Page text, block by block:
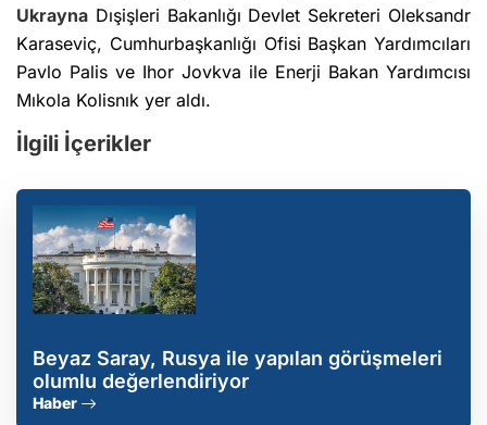
Ukrayna Dışişleri Bakanlığı Devlet Sekreteri Oleksandr
Karaseviç, Cumhurbaşkanlığı Ofisi Başkan Yardımcıları
Pavlo Palis ve Ihor Jovkva ile Enerji Bakan Yardımcısı
Mıkola Kolisnık yer aldı.
İlgili İçerikler
Beyaz Saray, Rusya ile yapılan görüşmeleri
olumlu değerlendiriyor
Haber